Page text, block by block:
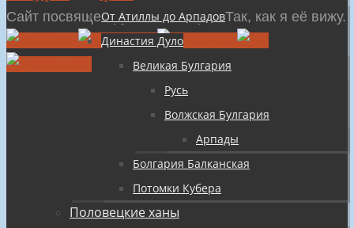
Сайт посвящен русской истории Так, как я её вижу.
содержимому От Атиллы до Арпадов
Династия Дуло
Великая Булгария
Русь
Волжская Булгария
Арпады
Болгария Балканская
Потомки Кубера
Половецкие ханы